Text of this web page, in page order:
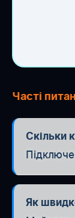
Часті
Скільки
Як